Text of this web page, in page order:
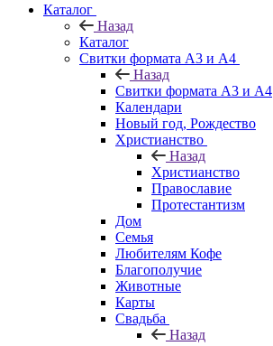
Каталог
Назад
Каталог
Свитки формата А3 и А4
Назад
Свитки формата А3 и А4
Календари
Новый год, Рождество
Христианство
Назад
Христианство
Православие
Протестантизм
Дом
Семья
Любителям Кофе
Благополучие
Животные
Карты
Свадьба
Назад